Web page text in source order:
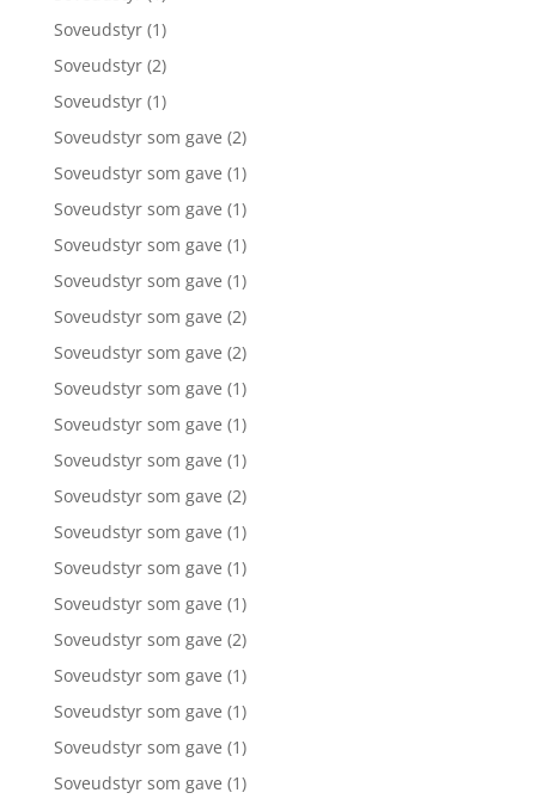
Soveudstyr (1)
Soveudstyr (2)
Soveudstyr (1)
Soveudstyr som gave (2)
Soveudstyr som gave (1)
Soveudstyr som gave (1)
Soveudstyr som gave (1)
Soveudstyr som gave (1)
Soveudstyr som gave (2)
Soveudstyr som gave (2)
Soveudstyr som gave (1)
Soveudstyr som gave (1)
Soveudstyr som gave (1)
Soveudstyr som gave (2)
Soveudstyr som gave (1)
Soveudstyr som gave (1)
Soveudstyr som gave (1)
Soveudstyr som gave (2)
Soveudstyr som gave (1)
Soveudstyr som gave (1)
Soveudstyr som gave (1)
Soveudstyr som gave (1)